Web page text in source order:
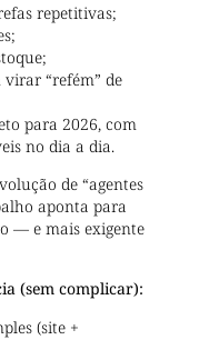
repetitivas;
virar “refém” de
para 2026, com
no dia a dia.
de “agentes
aponta para
— e mais exigente
(sem complicar):
(site +